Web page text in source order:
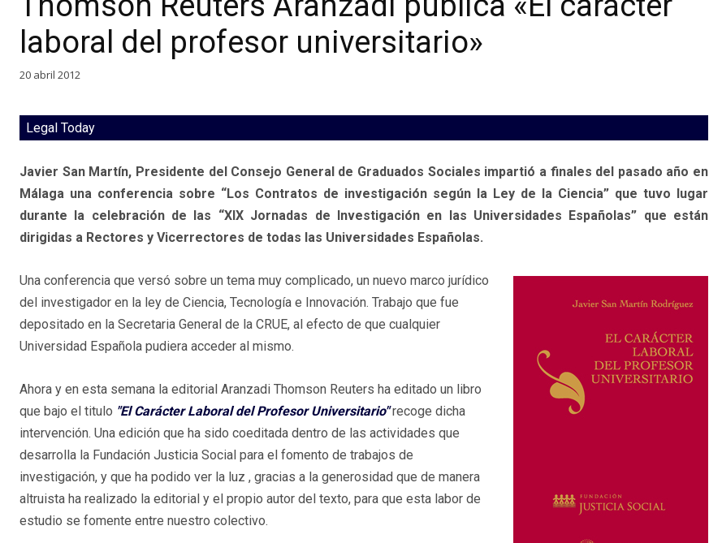
laboral del profesor universitario»
20 abril 2012
Legal Today
Javier San Martín, Presidente del Consejo General de Graduados Sociales impartió a finales del pasado año en
Málaga una conferencia sobre “Los Contratos de investigación según la Ley de la Ciencia” que tuvo lugar
durante la celebración de las “XIX Jornadas de Investigación en las Universidades Españolas” que están
dirigidas a Rectores y Vicerrectores de todas las Universidades Españolas.
Una conferencia que versó sobre un tema muy complicado, un nuevo marco jurídico
del investigador en la ley de Ciencia, Tecnología e Innovación. Trabajo que fue
depositado en la Secretaria General de la CRUE, al efecto de que cualquier
Universidad Española pudiera acceder al mismo.
Ahora y en esta semana la editorial Aranzadi Thomson Reuters ha editado un libro
que bajo el titulo "El Carácter Laboral del Profesor Universitario" recoge dicha
intervención. Una edición que ha sido coeditada dentro de las actividades que
desarrolla la Fundación Justicia Social para el fomento de trabajos de
investigación, y que ha podido ver la luz , gracias a la generosidad que de manera
altruista ha realizado la editorial y el propio autor del texto, para que esta labor de
estudio se fomente entre nuestro colectivo.